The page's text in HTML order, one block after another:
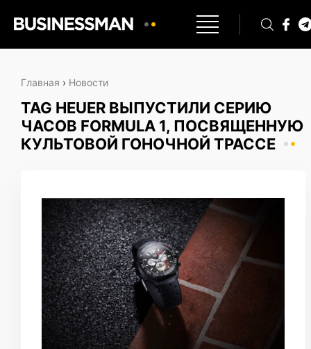
Главная › Новости
TAG HEUER ВЫПУСТИЛИ СЕРИЮ
ЧАСОВ FORMULA 1, ПОСВЯЩЕННУЮ
КУЛЬТОВОЙ ГОНОЧНОЙ ТРАССЕ